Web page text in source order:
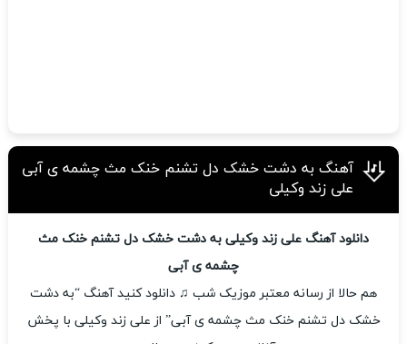
آهنگ به دشت خشک دل تشنم خنک مث چشمه ی آبی
علی زند وکیلی
دانلود آهنگ علی زند وکیلی به دشت خشک دل تشنم خنک مث
چشمه ی آبی
هم حالا از رسانه معتبر موزیک شب ♫ دانلود کنید آهنگ “به دشت
خشک دل تشنم خنک مث چشمه ی آبی” از علی زند وکیلی با پخش